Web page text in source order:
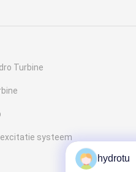
Turbine
systeem
hydrotu